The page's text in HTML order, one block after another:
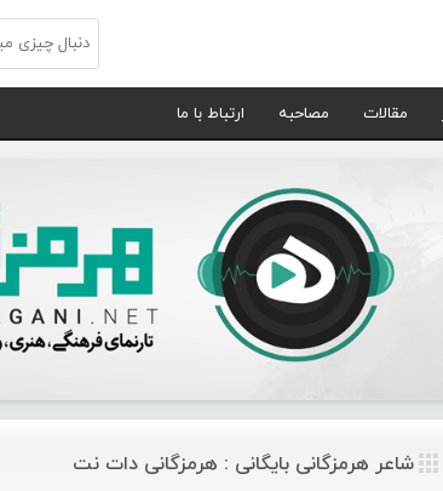
مقالات مصاحبه ارتباط با ما
شاعر هرمزگانی بایگانی : هرمزگانی دات نت